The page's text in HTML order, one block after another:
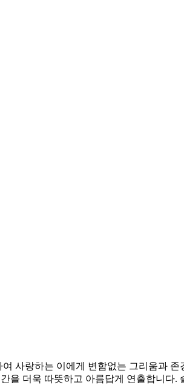
사랑하는 이에게 변함없는 그리움과 존
을 더욱 따뜻하고 아름답게 연출합니다.